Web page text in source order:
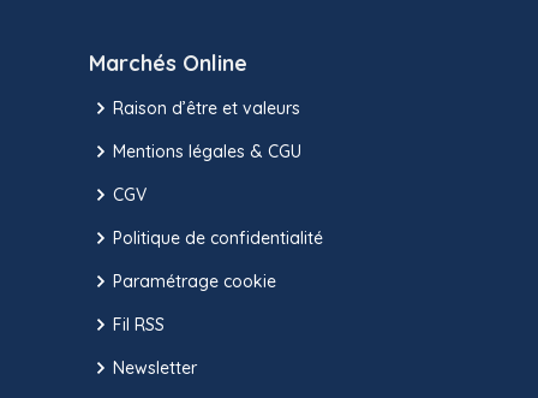
Marchés Online
Raison d’être et valeurs
Mentions légales & CGU
CGV
Politique de confidentialité
Paramétrage cookie
Fil RSS
Newsletter